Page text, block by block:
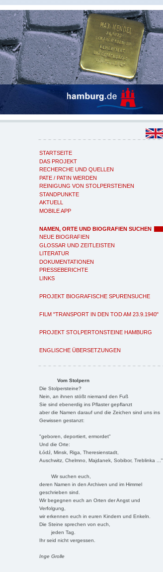
STARTSEITE
DAS PROJEKT
RECHERCHE UND QUELLEN
PATE / PATIN WERDEN
REINIGUNG VON STOLPERSTEINEN
STANDPUNKTE
AKTUELL
MOBILE APP
NAMEN, ORTE UND BIOGRAFIEN SUCHEN
NEUE BIOGRAFIEN
GLOSSAR UND ZEITLEISTEN
LITERATUR
DOKUMENTATIONEN
PRESSEBERICHTE
LINKS
PROJEKT BIOGRAFISCHE SPURENSUCHE
FILM "TRANSPORT IN DEN TOD AM 23.9.1940"
PROJEKT STOLPERTONSTEINE HAMBURG
ENGLISCHE ÜBERSETZUNGEN
Vom Stolpern
Die Stolpersteine?
Nein, an ihnen stößt niemand den Fuß
Sie sind ebenerdig ins Pflaster gepflanzt
aber die Namen darauf und die Zeichen sind uns ins
Gewissen gestanzt:
"geboren, deportiert, ermordet"
Und die Orte:
Łódź, Minsk, Riga, Theresienstadt,
Auschwitz, Chelmno, Majdanek, Sobibor, Treblinka ..."
Wir suchen euch,
deren Namen in den Archiven und im Himmel
geschrieben sind.
Wir begegnen euch an Orten der Angst und
Verfolgung,
wir erkennen euch in euren Kindern und Enkeln.
Die Steine sprechen von euch,
jeden Tag.
Ihr seid nicht vergessen.
Inge Grolle